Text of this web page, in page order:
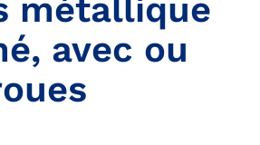
métallique
avec ou